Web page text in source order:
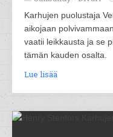
Karhujen puolustaja
aikojaan
vaatii leikkausta ja se
tämän kauden osalta.
Lue lisää